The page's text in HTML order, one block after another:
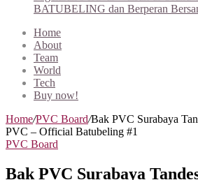
BATUBELING dan Berperan
Home
About
Team
World
Tech
Buy now!
Home/PVC Board/Bak PVC Surabaya
PVC – Official Batubeling #1
PVC Board
Bak PVC Surabaya